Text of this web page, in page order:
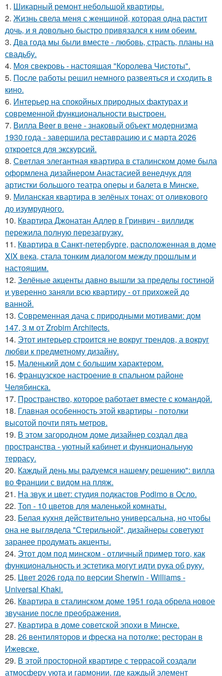
1. Шикарный ремонт небольшой квартиры.
2. Жизнь свела меня с женщиной, которая одна растит
дочь, и я довольно быстро привязался к ним обеим.
3. Два года мы были вместе - любовь, страсть, планы на
свадьбу.
4. Моя свекровь - настоящая "Королева Чистоты".
5. После работы решил немного развеяться и сходить в
кино.
6. Интерьер на спокойных природных фактурах и
современной функциональности выстроен.
7. Вилла Beer в вене - знаковый объект модернизма
1930 года - завершила реставрацию и с марта 2026
откроется для экскурсий.
8. Светлая элегантная квартира в сталинском доме была
оформлена дизайнером Анастасией венедчук для
артистки большого театра оперы и балета в Минске.
9. Миланская квартира в зелёных тонах: от оливкового
до изумрудного.
10. Квартира Джонатан Адлер в Гринвич - виллидж
пережила полную перезагрузку.
11. Квартира в Санкт-петербурге, расположенная в доме
XIX века, стала тонким диалогом между прошлым и
настоящим.
12. Зелёные акценты давно вышли за пределы гостиной
и уверенно заняли всю квартиру - от прихожей до
ванной.
13. Современная дача с природными мотивами: дом
147, 3 м от Zrobim Architects.
14. Этот интерьер строится не вокруг трендов, а вокруг
любви к предметному дизайну.
15. Маленький дом с большим характером.
16. Французское настроение в спальном районе
Челябинска.
17. Пространство, которое работает вместе с командой.
18. Главная особенность этой квартиры - потолки
высотой почти пять метров.
19. В этом загородном доме дизайнер создал два
пространства - уютный кабинет и функциональную
террасу.
20. Каждый день мы радуемся нашему решению": вилла
во Франции с видом на пляж.
21. На звук и цвет: студия подкастов Podimo в Осло.
22. Топ - 10 цветов для маленькой комнаты.
23. Белая кухня действительно универсальна, но чтобы
она не выглядела "Стерильной", дизайнеры советуют
заранее продумать акценты.
24. Этот дом под минском - отличный пример того, как
функциональность и эстетика могут идти рука об руку.
25. Цвет 2026 года по версии Sherwin - Williams -
Universal Khaki.
26. Квартира в сталинском доме 1951 года обрела новое
звучание после преображения.
27. Квартира в доме советской эпохи в Минске.
28. 26 вентиляторов и фреска на потолке: ресторан в
Ижевске.
29. В этой просторной квартире с террасой создали
атмосферу уюта и гармонии, где каждый элемент